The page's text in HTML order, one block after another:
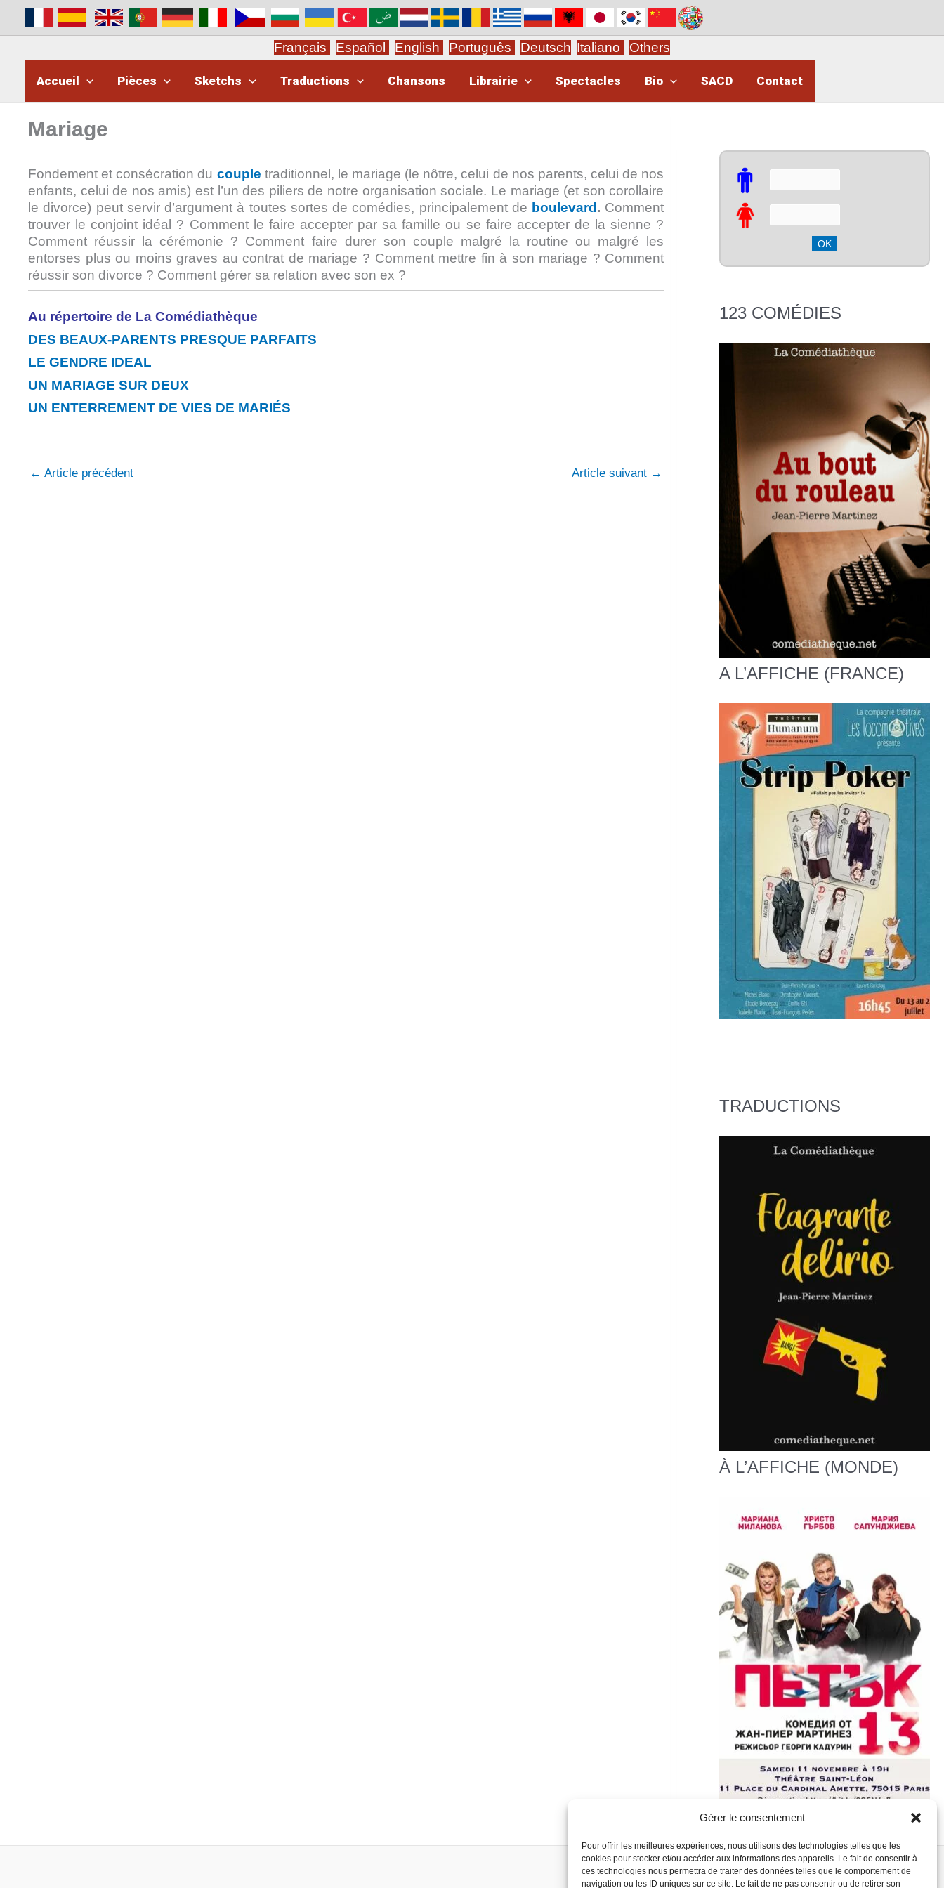
Gérer le consentement
Pour offrir les meilleures expériences, nous utilisons des technologies telles que les
cookies pour stocker et/ou accéder aux informations des appareils. Le fait de consentir à
ces technologies nous permettra de traiter des données telles que le comportement de
navigation ou les ID uniques sur ce site. Le fait de ne pas consentir ou de retirer son
contenu
Français Español English Português Deutsch Italiano Others
Accueil Pièces Sketchs Traductions Chansons Librairie Spectacles Bio SACD Contact
Mariage
Fondement et consécration du couple traditionnel, le mariage (le nôtre, celui de nos parents, celui de nos
enfants, celui de nos amis) est l’un des piliers de notre organisation sociale. Le mariage (et son corollaire
le divorce) peut servir d’argument à toutes sortes de comédies, principalement de boulevard . Comment
trouver le conjoint idéal ? Comment le faire accepter par sa famille ou se faire accepter de la sienne ?
Comment réussir la cérémonie ? Comment faire durer son couple malgré la routine ou malgré les
entorses plus ou moins graves au contrat de mariage ? Comment mettre fin à son mariage ? Comment
réussir son divorce ? Comment gérer sa relation avec son ex ?
Au répertoire de La Comédiathèque
DES BEAUX-PARENTS PRESQUE PARFAITS
LE GENDRE IDEAL
UN MARIAGE SUR DEUX
UN ENTERREMENT DE VIES DE MARIÉS
← Article précédent Article suivant →
123 COMÉDIES
A L’AFFICHE (FRANCE)
TRADUCTIONS
À L’AFFICHE (MONDE)